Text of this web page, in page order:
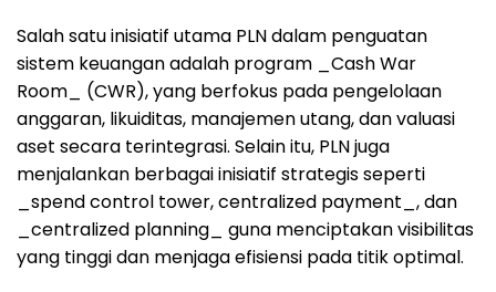
Salah satu inisiatif utama PLN dalam penguatan
sistem keuangan adalah program _Cash War
Room_ (CWR), yang berfokus pada pengelolaan
anggaran, likuiditas, manajemen utang, dan valuasi
aset secara terintegrasi. Selain itu, PLN juga
menjalankan berbagai inisiatif strategis seperti
_spend control tower, centralized payment_, dan
_centralized planning_ guna menciptakan visibilitas
yang tinggi dan menjaga efisiensi pada titik optimal.